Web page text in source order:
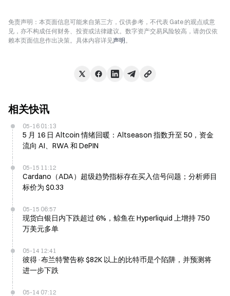
免责声明：本页面信息可能来自第三方，仅供参考，不代表 Gate 的观点或意
见，亦不构成任何财务、投资或法律建议。数字资产交易风险较高，请勿仅依
赖本页面信息作出决策。具体内容详见声明。
相关快讯
05-16 01:13
5 月 16 日 Altcoin 情绪回暖：Altseason 指数升至 50，资金
流向 AI、RWA 和 DePIN
05-15 11:12
Cardano（ADA）超级趋势指标存在买入信号问题；分析师目
标价为 $0.33
05-15 06:57
现货白银日内下跌超过 6%，鲸鱼在 Hyperliquid 上增持 750
万美元多单
05-14 12:41
彼得·布兰特警告称 $82K 以上的比特币是个陷阱，并预测将
进一步下跌
05-14 07:12